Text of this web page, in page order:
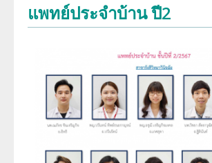
ประวัติหัวหน้าภาควิชา
โครงสร้างภาควิชา/ฝ่ายรังสีวิทยา
ด้านวิจัย ด้านการบริการวิชาการ
งานด้านประกันคุณภาพ QA และ HA
สาขารังสีวิทยาวินิจฉัย
สาขาเวชศาสตร์นิวเคลียร์
อาจารย์พิเศษ
งานวิจัย
การบริการ
ผลงานหนังสือ
ความรู้สำหรับประชาชน
แพทย์ประจำบ้าน ปี2